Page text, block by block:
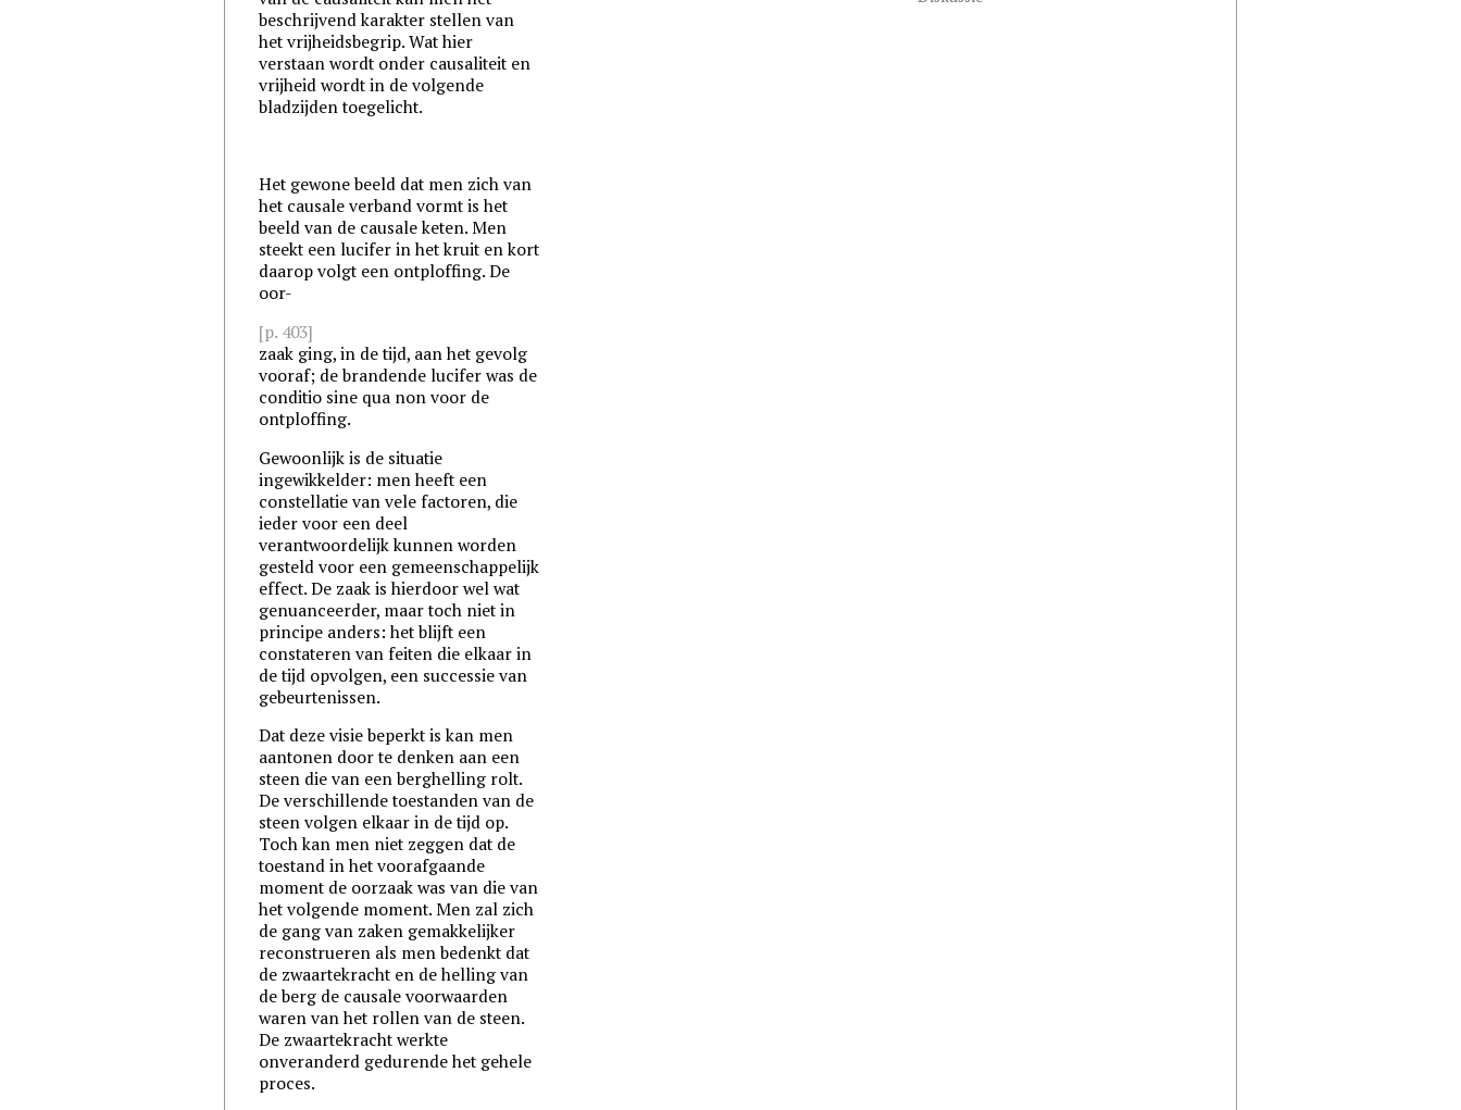
beschrijvend karakter stellen van
het vrijheidsbegrip. Wat hier
verstaan wordt onder causaliteit en
vrijheid wordt in de volgende
bladzijden toegelicht.
Het gewone beeld dat men zich van
het causale verband vormt is het
beeld van de causale keten. Men
steekt een lucifer in het kruit en kort
daarop volgt een ontploffing. De
oor-
[p. 403]
zaak ging, in de tijd, aan het gevolg
vooraf; de brandende lucifer was de
conditio sine qua non voor de
ontploffing.
Gewoonlijk is de situatie
ingewikkelder: men heeft een
constellatie van vele factoren, die
ieder voor een deel
verantwoordelijk kunnen worden
gesteld voor een gemeenschappelijk
effect. De zaak is hierdoor wel wat
genuanceerder, maar toch niet in
principe anders: het blijft een
constateren van feiten die elkaar in
de tijd opvolgen, een successie van
gebeurtenissen.
Dat deze visie beperkt is kan men
aantonen door te denken aan een
steen die van een berghelling rolt.
De verschillende toestanden van de
steen volgen elkaar in de tijd op.
Toch kan men niet zeggen dat de
toestand in het voorafgaande
moment de oorzaak was van die van
het volgende moment. Men zal zich
de gang van zaken gemakkelijker
reconstrueren als men bedenkt dat
de zwaartekracht en de helling van
de berg de causale voorwaarden
waren van het rollen van de steen.
De zwaartekracht werkte
onveranderd gedurende het gehele
proces.